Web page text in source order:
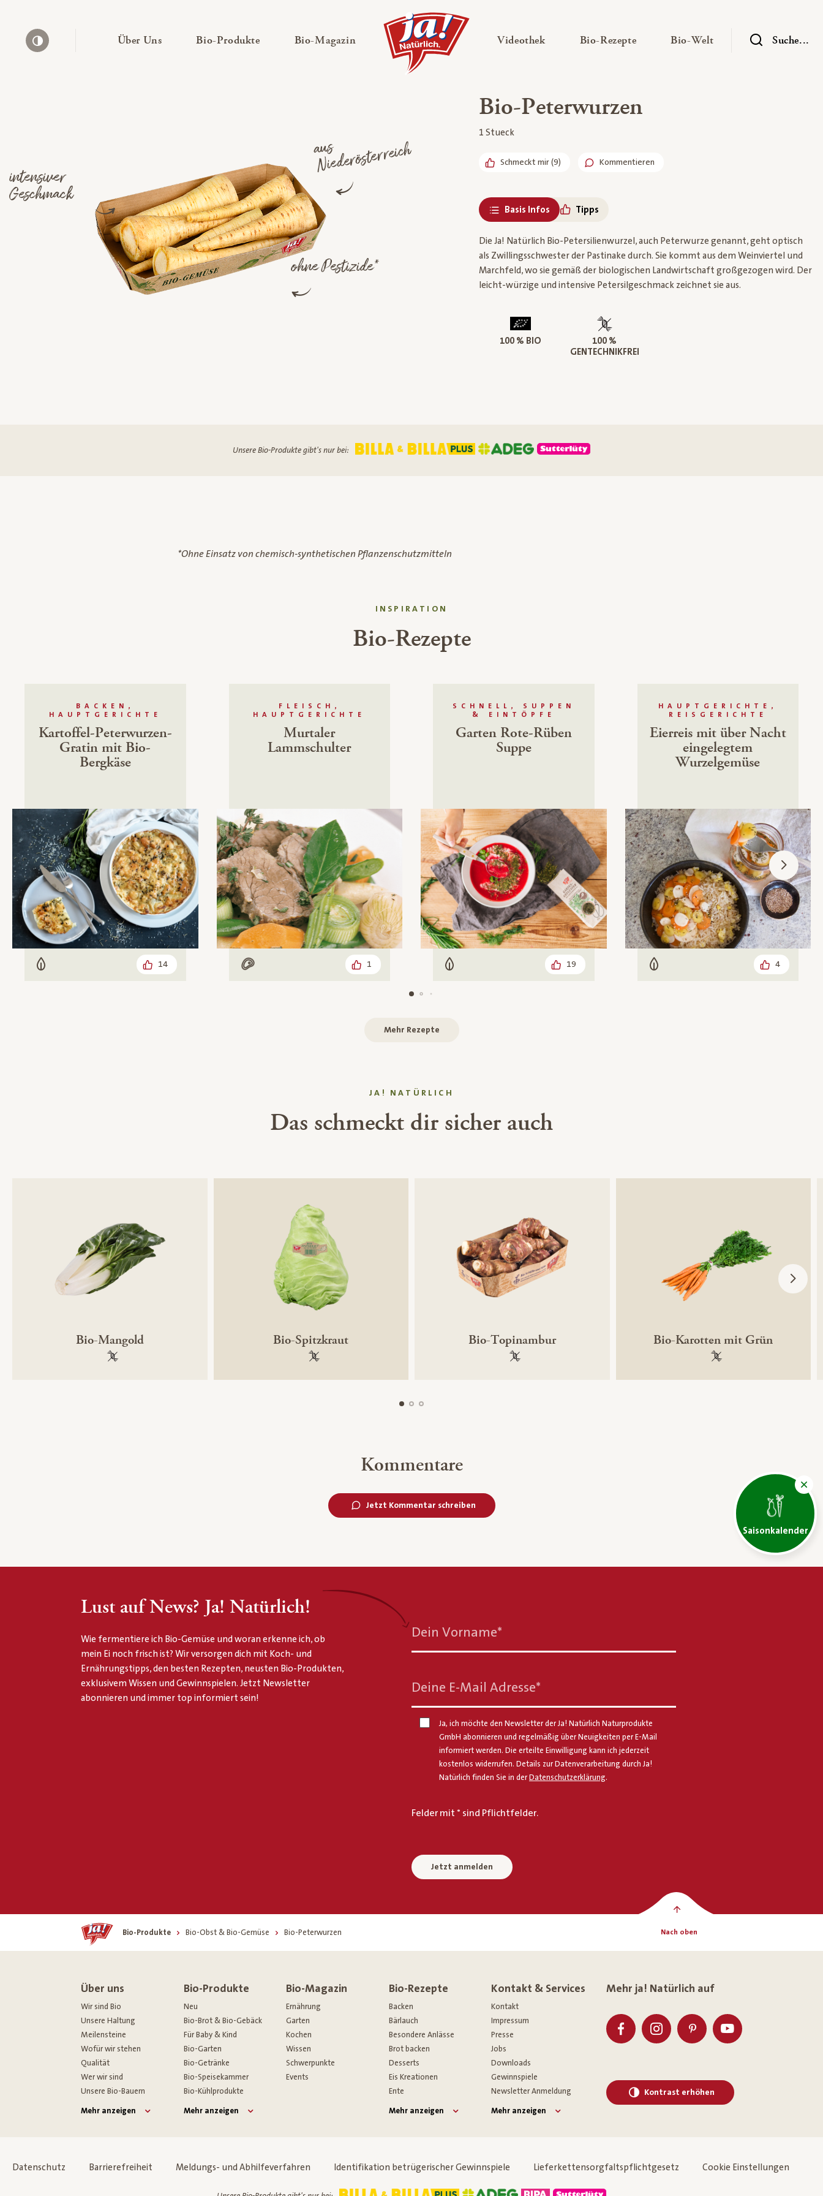
Über Uns— Untermenü ausklappen
Bio-Produkte— Untermenü ausklappen
Bio-Magazin — Untermenü ausklappen Videothek— Untermenü ausklappen
Bio-Rezepte— Untermenü ausklappen
Bio-Welt — UntermenüSuche...
Saisonkalender
intensiver
Geschmack
a
us
Nie
derösterreic
h
ohne Pestizide*
Bio-Peterwurzen
1 Stueck
Schmeckt mir(9) Kommentieren
Basis Infos Tipps
Die Ja! Natürlich Bio-Petersilienwurzel, auch Peterwurze genannt, geht optisch
als Zwillingsschwester der Pastinake durch. Sie kommt aus dem Weinviertel und
Marchfeld, wo sie gemäß der biologischen Landwirtschaft großgezogen wird. Der
leicht-würzige und intensive Petersilgeschmack zeichnet sie aus.
100 % BIO
100 %
GENTECHNIKFREI
Unsere Bio-Produkte gibt's nur bei:
*Ohne Einsatz von chemisch-synthetischen Pflanzenschutzmitteln
INSPIRATION
Bio-Rezepte
BACKEN,
HAUPTGERICHTE
Kartoffel-Peterwurzen-
Gratin mit Bio-
Bergkäse
Vegetarisch 14
FLEISCH,
HAUPTGERICHTE
Murtaler
Lammschulter
Mit Fleisch 1
SCHNELL, SUPPEN
& EINTÖPFE
Garten Rote-Rüben
Suppe
Vegetarisch 19
HAUPTGERICHTE,
REISGERICHTE
Eierreis mit über Nacht
eingelegtem
Wurzelgemüse
Vegetarisch 4
Mehr Rezepte
JA! NATÜRLICH
Das schmeckt dir sicher auch
Bio-Mangold
100 % gentechnikfrei
Bio-Spitzkraut
100 % gentechnikfrei
Bio-Topinambur
100 % gentechnikfrei
Bio-Karotten mit Grün
100 % gentechnikfrei
Kommentare
Jetzt Kommentar schreiben
Lust auf News? Ja! Natürlich!
Wie fermentiere ich Bio-Gemüse und woran erkenne ich, ob
mein Ei noch frisch ist? Wir versorgen dich mit Koch- und
Ernährungstipps, den besten Rezepten, neusten Bio-Produkten,
exklusivem Wissen und Gewinnspielen. Jetzt Newsletter
abonnieren und immer top informiert sein!
Dein Vorname*
Deine E-Mail Adresse*
Ja, ich möchte den Newsletter der Ja! Natürlich Naturprodukte
GmbH abonnieren und regelmäßig über Neuigkeiten per E-Mail
informiert werden. Die erteilte Einwilligung kann ich jederzeit
kostenlos widerrufen. Details zur Datenverarbeitung durch Ja!
Natürlich finden Sie in der Datenschutzerklärung.
Felder mit * sind Pflichtfelder.
Jetzt anmelden
Home
Bio-Produkte Bio-Obst & Bio-Gemüse Bio-Peterwurzen Nach oben
Über uns
Wir sind Bio
Unsere Haltung
Meilensteine
Wofür wir stehen
Qualität
Wer wir sind
Unsere Bio-Bauern
Mehr anzeigen
Bio-Produkte
Neu
Bio-Brot & Bio-Gebäck
Für Baby & Kind
Bio-Garten
Bio-Getränke
Bio-Speisekammer
Bio-Kühlprodukte
Mehr anzeigen
Bio-Magazin
Ernährung
Garten
Kochen
Wissen
Schwerpunkte
Events
Bio-Rezepte
Backen
Bärlauch
Besondere Anlässe
Brot backen
Desserts
Eis Kreationen
Ente
Mehr anzeigen
Kontakt & Services
Kontakt
Impressum
Presse
Jobs
Downloads
Gewinnspiele
Newsletter Anmeldung
Mehr anzeigen
Mehr ja! Natürlich auf
Kontrast erhöhen
Datenschutz Barrierefreiheit Meldungs- und Abhilfeverfahren Identifikation betrügerischer Gewinnspiele Lieferkettensorgfaltspflichtgesetz Cookie Einstellungen